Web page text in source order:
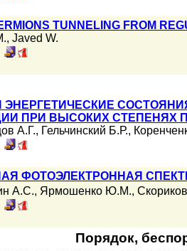
TUNNELING FROM
, Javed W.
ЭНЕРГЕТИЧЕСКИЕ
ПРИ ВЫСОКИХ СТЕПЕНЯХ
А.Г., Гельчинский Б.Р.,
ФОТОЭЛЕКТРОННАЯ
А.С., Ярмошенко Ю.М.,
Порядок,